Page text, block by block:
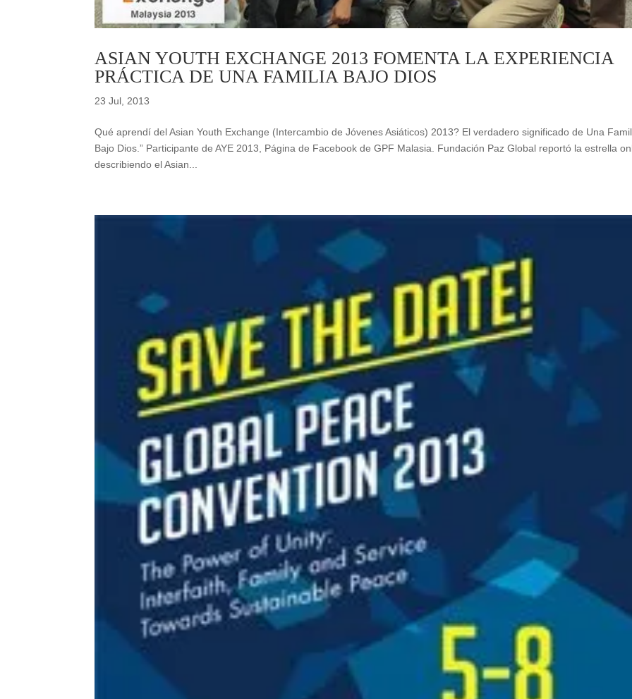
ASIAN YOUTH EXCHANGE 2013 FOMENTA LA EXPERIENCIA
PRÁCTICA DE UNA FAMILIA BAJO DIOS
23 Jul, 2013
Qué aprendí del Asian Youth Exchange (Intercambio de Jóvenes Asiáticos) 2013? El verdadero significado de Una
Bajo Dios.” Participante de AYE 2013, Página de Facebook de GPF Malasia. Fundación Paz Global reportó la estrella
describiendo el Asian...